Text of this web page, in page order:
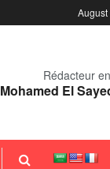
August
Rédacteur
Mohamed El